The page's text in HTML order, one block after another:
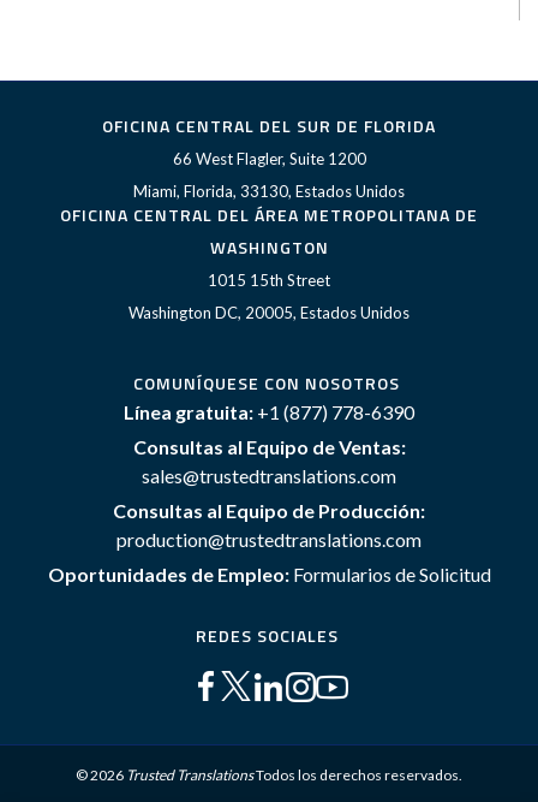
OFICINA CENTRAL DEL SUR DE FLORIDA
66 West Flagler, Suite 1200
Miami, Florida, 33130, Estados Unidos
OFICINA CENTRAL DEL ÁREA METROPOLITANA DE
WASHINGTON
1015 15th Street
Washington DC, 20005, Estados Unidos
COMUNÍQUESE CON NOSOTROS
Línea gratuita: +1 (877) 778-6390
Consultas al Equipo de Ventas:
sales@trustedtranslations.com
Consultas al Equipo de Producción:
production@trustedtranslations.com
Oportunidades de Empleo: Formularios de Solicitud
REDES SOCIALES
© 2026 Trusted TranslationsTodos los derechos reservados.